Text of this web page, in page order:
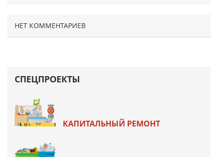
НЕТ КОММЕНТАРИЕВ
СПЕЦПРОЕКТЫ
КАПИТАЛЬНЫЙ РЕМОНТ